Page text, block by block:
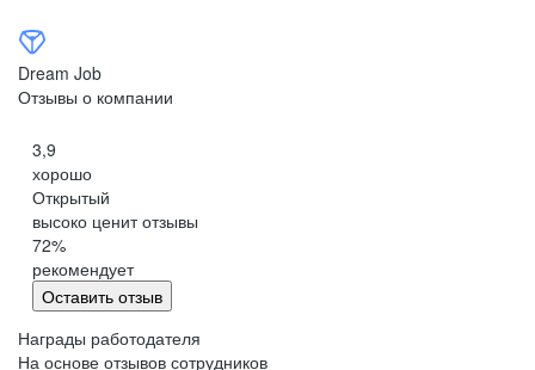
Dream Job
Отзывы о компании
3,9
хорошо
Открытый
высоко ценит отзывы
72%
рекомендует
Оставить отзыв
Награды работодателя
На основе отзывов сотрудников